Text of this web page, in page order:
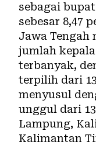
sebagai
sebesar 8,47
Jawa Tengah
jumlah
terbanyak,
terpilih dari
menyusul
unggul dari
Lampung,
Kalimantan